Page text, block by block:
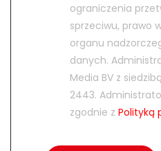
ograniczenia
sprzeciwu, prawo
organu
danych.
Media BV z
2443.
zgodnie z Polityką